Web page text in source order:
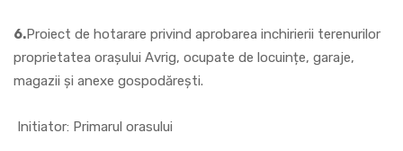
6.Proiect de hotarare privind aprobarea inchirierii terenurilor
proprietatea orașului Avrig, ocupate de locuințe, garaje,
magazii și anexe gospodărești.
Initiator: Primarul orasului